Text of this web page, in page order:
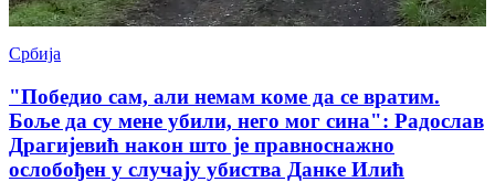
Србија
"Победио сам, али немам коме да се вратим.
Боље да су мене убили, него мог сина": Радослав
Драгијевић након што је правноснажно
ослобођен у случају убиства Данке Илић